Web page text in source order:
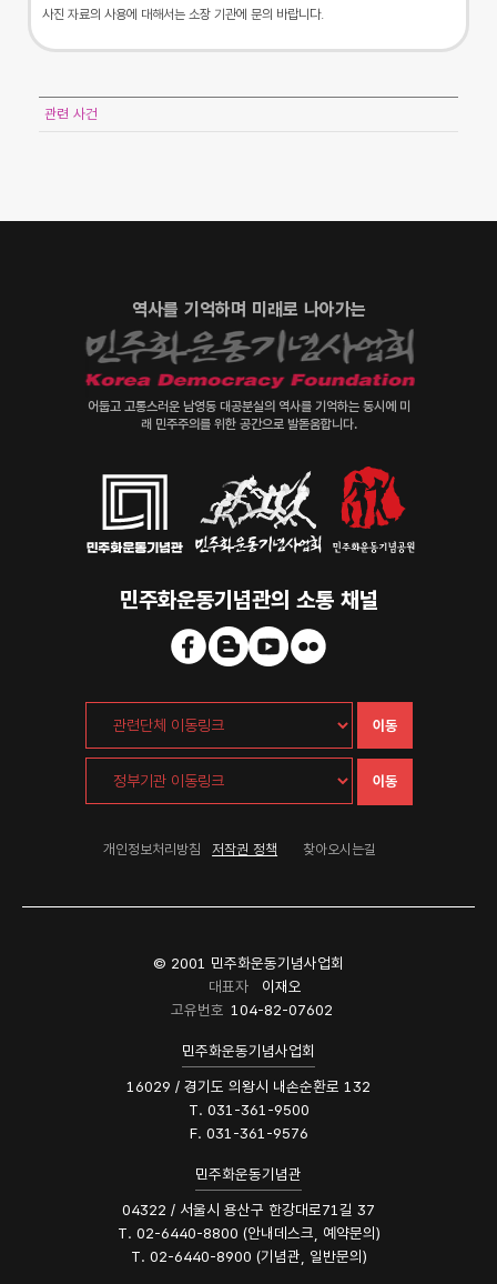
사진 자료의 사용에 대해서는 소장 기관에 문의 바랍니다.
관련 사건
역사를 기억하며 미래로 나아가는
어둡고 고통스러운 남영동 대공분실의 역사를 기억하는 동시에 미
래 민주주의를 위한 공간으로 발돋움합니다.
민주화운동기념관의 소통 채널
이동
이동
개인정보처리방침 저작권 정책 찾아오시는길
© 2001 민주화운동기념사업회
대표자
이재오
고유번호 104-82-07602
민주화운동기념사업회
16029 / 경기도 의왕시 내손순환로 132
T. 031-361-9500
F. 031-361-9576
민주화운동기념관
04322 / 서울시 용산구 한강대로71길 37
T. 02-6440-8800 (안내데스크, 예약문의)
T. 02-6440-8900 (기념관, 일반문의)